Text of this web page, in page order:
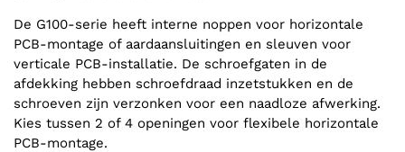
De G100-serie heeft interne noppen voor horizontale
PCB-montage of aardaansluitingen en sleuven voor
verticale PCB-installatie. De schroefgaten in de
afdekking hebben schroefdraad inzetstukken en de
schroeven zijn verzonken voor een naadloze afwerking.
Kies tussen 2 of 4 openingen voor flexibele horizontale
PCB-montage.